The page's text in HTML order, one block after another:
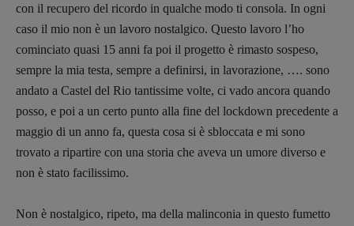
con il recupero del ricordo in qualche modo ti consola. In ogni
caso il mio non è un lavoro nostalgico. Questo lavoro l’ho
cominciato quasi 15 anni fa poi il progetto è rimasto sospeso,
sempre la mia testa, sempre a definirsi, in lavorazione, …. sono
andato a Castel del Rio tantissime volte, ci vado ancora quando
posso, e poi a un certo punto alla fine del lockdown precedente a
maggio di un anno fa, questa cosa si è sbloccata e mi sono
trovato a ripartire con una storia che aveva un umore diverso e
non è stato facilissimo.
Non è nostalgico, ripeto, ma della malinconia in questo fumetto